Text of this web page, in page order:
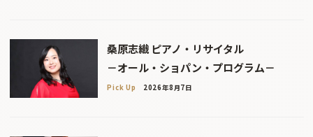
桑原志織 ピアノ・リサイタル
－オール・ショパン・プログラム－
Pick Up 2026年8月7日